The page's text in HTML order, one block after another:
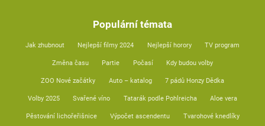
Populární témata
Jak zhubnout Nejlepší filmy 2024 Nejlepší horory TV program
Změna času Partie Počasí Kdy budou volby
ZOO Nové začátky Auto – katalog 7 pádů Honzy Dědka
Volby 2025 Svařené víno Tatarák podle Pohlreicha Aloe vera
Pěstování lichořeřišnice Výpočet ascendentu Tvarohové knedlíky